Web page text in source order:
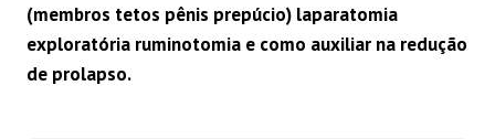
(membros tetos pênis prepúcio) laparatomia
exploratória ruminotomia e como auxiliar na redução
de prolapso.